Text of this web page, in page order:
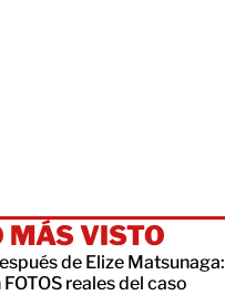
MÁS VISTO
de Elize Matsunaga:
reales del caso